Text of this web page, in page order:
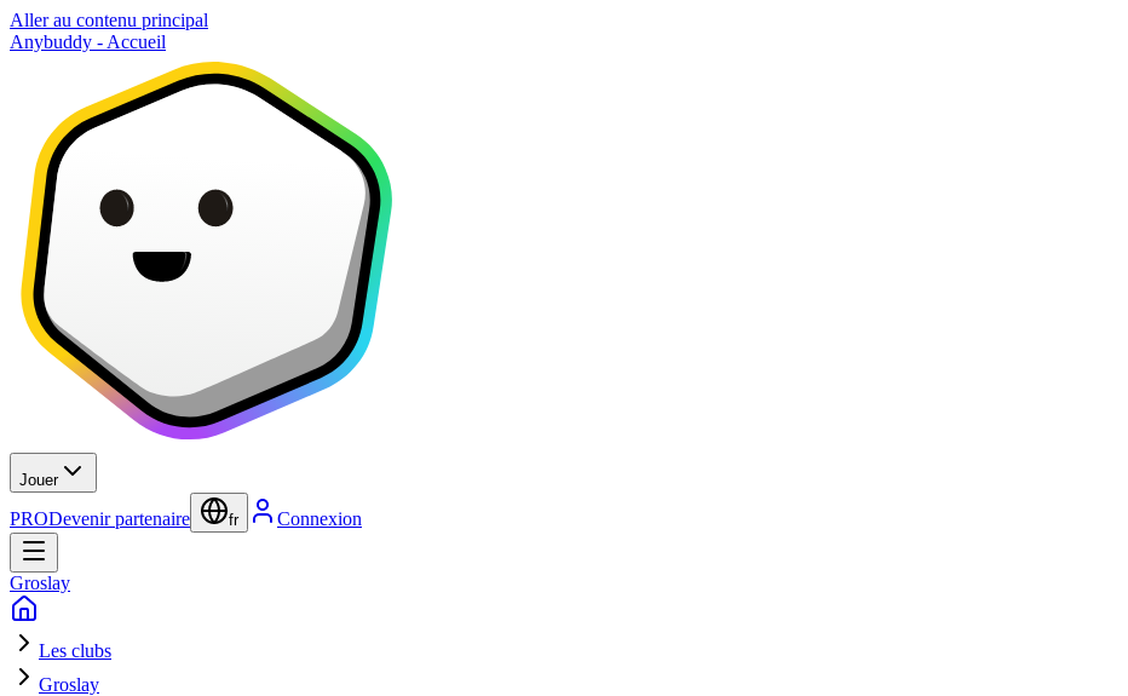
Aller au contenu principal
Anybuddy - Accueil
Jouer
PRODevenir partenaire fr Connexion
Groslay
Les clubs
Groslay